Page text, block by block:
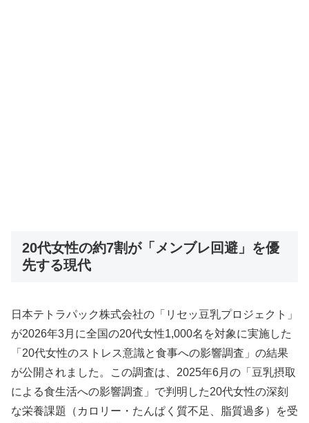
20代女性の約7割が「メンブレ回避」を優
先する現代
日本テトラパック株式会社の「リセッ豆乳プロジェクト」
が2026年3月に全国の20代女性1,000名を対象に実施した
「20代女性のストレス意識と食事への影響調査」の結果
が公開されました。この調査は、2025年6月の「豆乳摂取
による食生活への影響調査」で判明した20代女性の深刻
な栄養課題（カロリー・たんぱく質不足、脂質過多）を受